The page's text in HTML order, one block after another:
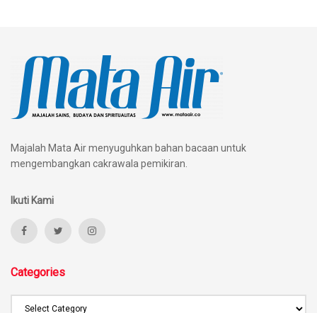
Majalah Mata Air menyuguhkan bahan bacaan untuk
mengembangkan cakrawala pemikiran.
Ikuti Kami
Categories